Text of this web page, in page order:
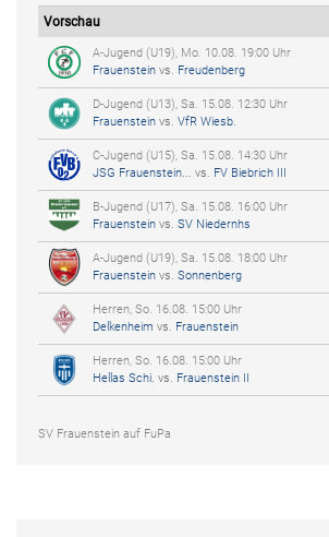
Vorschau
A-Jugend (U19), Mo. 10.08. 19:00 Uhr
Frauenstein vs. Freudenberg
D-Jugend (U13), Sa. 15.08. 12:30 Uhr
Frauenstein vs. VfR Wiesb.
C-Jugend (U15), Sa. 15.08. 14:30 Uhr
JSG Frauenstein...
vs. FV Biebrich III
B-Jugend (U17), Sa. 15.08. 16:00 Uhr
Frauenstein vs. SV Niedernhs
A-Jugend (U19), Sa. 15.08. 18:00 Uhr
Frauenstein vs. Sonnenberg
Herren, So. 16.08. 15:00 Uhr
Delkenheim vs. Frauenstein
Herren, So. 16.08. 15:00 Uhr
Hellas Schi. vs. Frauenstein II
SV Frauenstein auf FuPa